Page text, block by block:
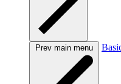
Prev main menu